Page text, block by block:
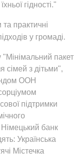
гідності."
практичні
у громаді.
"Мінімальний пакет
сімей з дітьми",
ООН
підтримки
Німецький банк
Українська
Містечка